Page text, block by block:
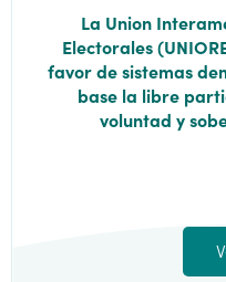
La Union
Electorales
favor de sistemas
base la libre
voluntad y